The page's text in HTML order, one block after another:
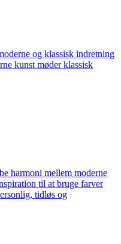
og klassisk indretning
kunst møder klassisk
harmoni mellem moderne
til at bruge farver
tidløs og